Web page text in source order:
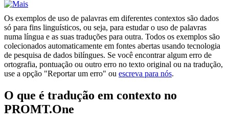
Os exemplos de uso de palavras em diferentes contextos são dados
só para fins linguísticos, ou seja, para estudar o uso de palavras
numa língua e as suas traduções para outra. Todos os exemplos são
colecionados automaticamente em fontes abertas usando tecnologia
de pesquisa de dados bilíngues. Se você encontrar algum erro de
ortografia, pontuação ou outro erro no texto original ou na tradução,
use a opção "Reportar um erro" ou escreva para nós.
O que é tradução em contexto no
PROMT.One